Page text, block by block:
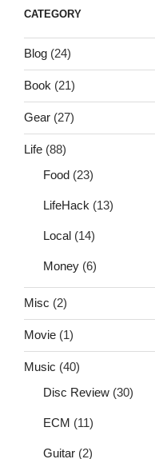
CATEGORY
Blog (24)
Book (21)
Gear (27)
Life (88)
Food (23)
LifeHack (13)
Local (14)
Money (6)
Misc (2)
Movie (1)
Music (40)
Disc Review (30)
ECM (11)
Guitar (2)